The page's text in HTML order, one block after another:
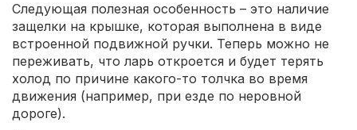
Следующая полезная особенность – это наличие
защелки на крышке, которая выполнена в виде
встроенной подвижной ручки. Теперь можно не
переживать, что ларь откроется и будет терять
холод по причине какого-то толчка во время
движения (например, при езде по неровной
дороге).